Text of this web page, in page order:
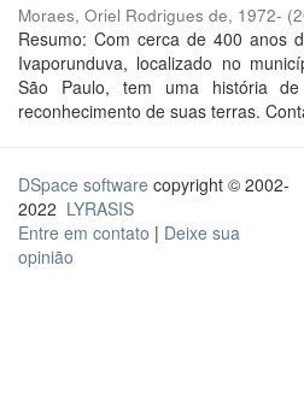
Moraes, Oriel Rodrigues de, 1972- (
Resumo: Com cerca de 400 anos
Ivaporunduva, localizado no
São Paulo, tem uma história
reconhecimento de suas terras.
DSpace software copyright © 2002-
2022 LYRASIS
Entre em contato | Deixe sua
opinião